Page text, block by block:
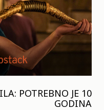
POTREBNO JE 10
GODINA